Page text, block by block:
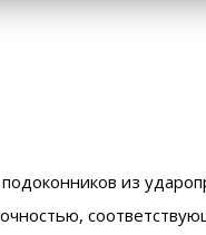
из